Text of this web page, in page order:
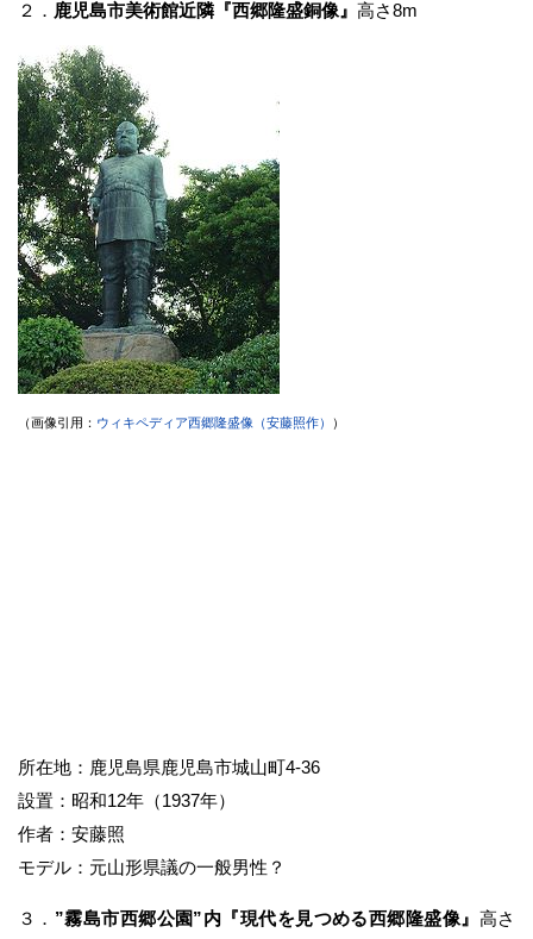
２． 鹿児島市美術館近隣『西郷隆盛銅像』 高さ8m
（画像引用： ウィキペディア西郷隆盛像（安藤照作） ）
所在地：鹿児島県鹿児島市城山町4-36
設置：昭和12年（1937年）
作者：安藤照
モデル：元山形県議の一般男性？
３． ”霧島市西郷公園”内『現代を見つめる西郷隆盛像』 高さ